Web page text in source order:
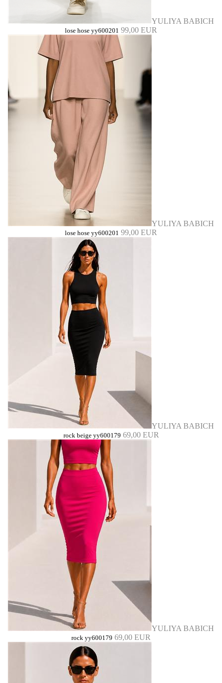
YULIYA BABICH
lose hose yy600201 99,00 EUR
YULIYA BABICH
lose hose yy600201 99,00 EUR
YULIYA BABICH
rock beige yy600179 69,00 EUR
YULIYA BABICH
rock yy600179 69,00 EUR